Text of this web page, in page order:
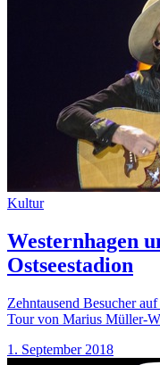
Kultur
Westernhagen
Ostseestadion
Zehntausend Besucher
Tour von Marius Müller-
1. September 2018